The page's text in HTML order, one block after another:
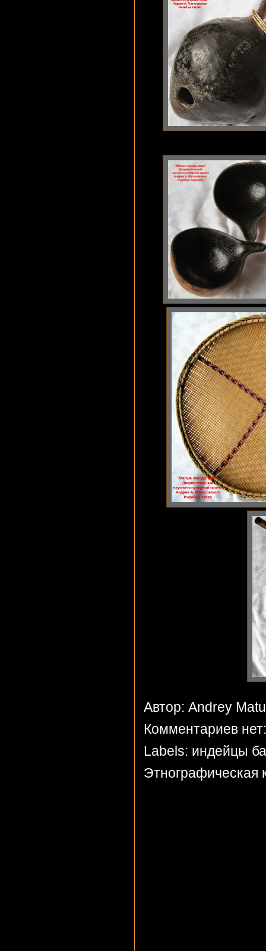
Автор: Andrey
Комментариев
Labels: индейцы
Этнографическая